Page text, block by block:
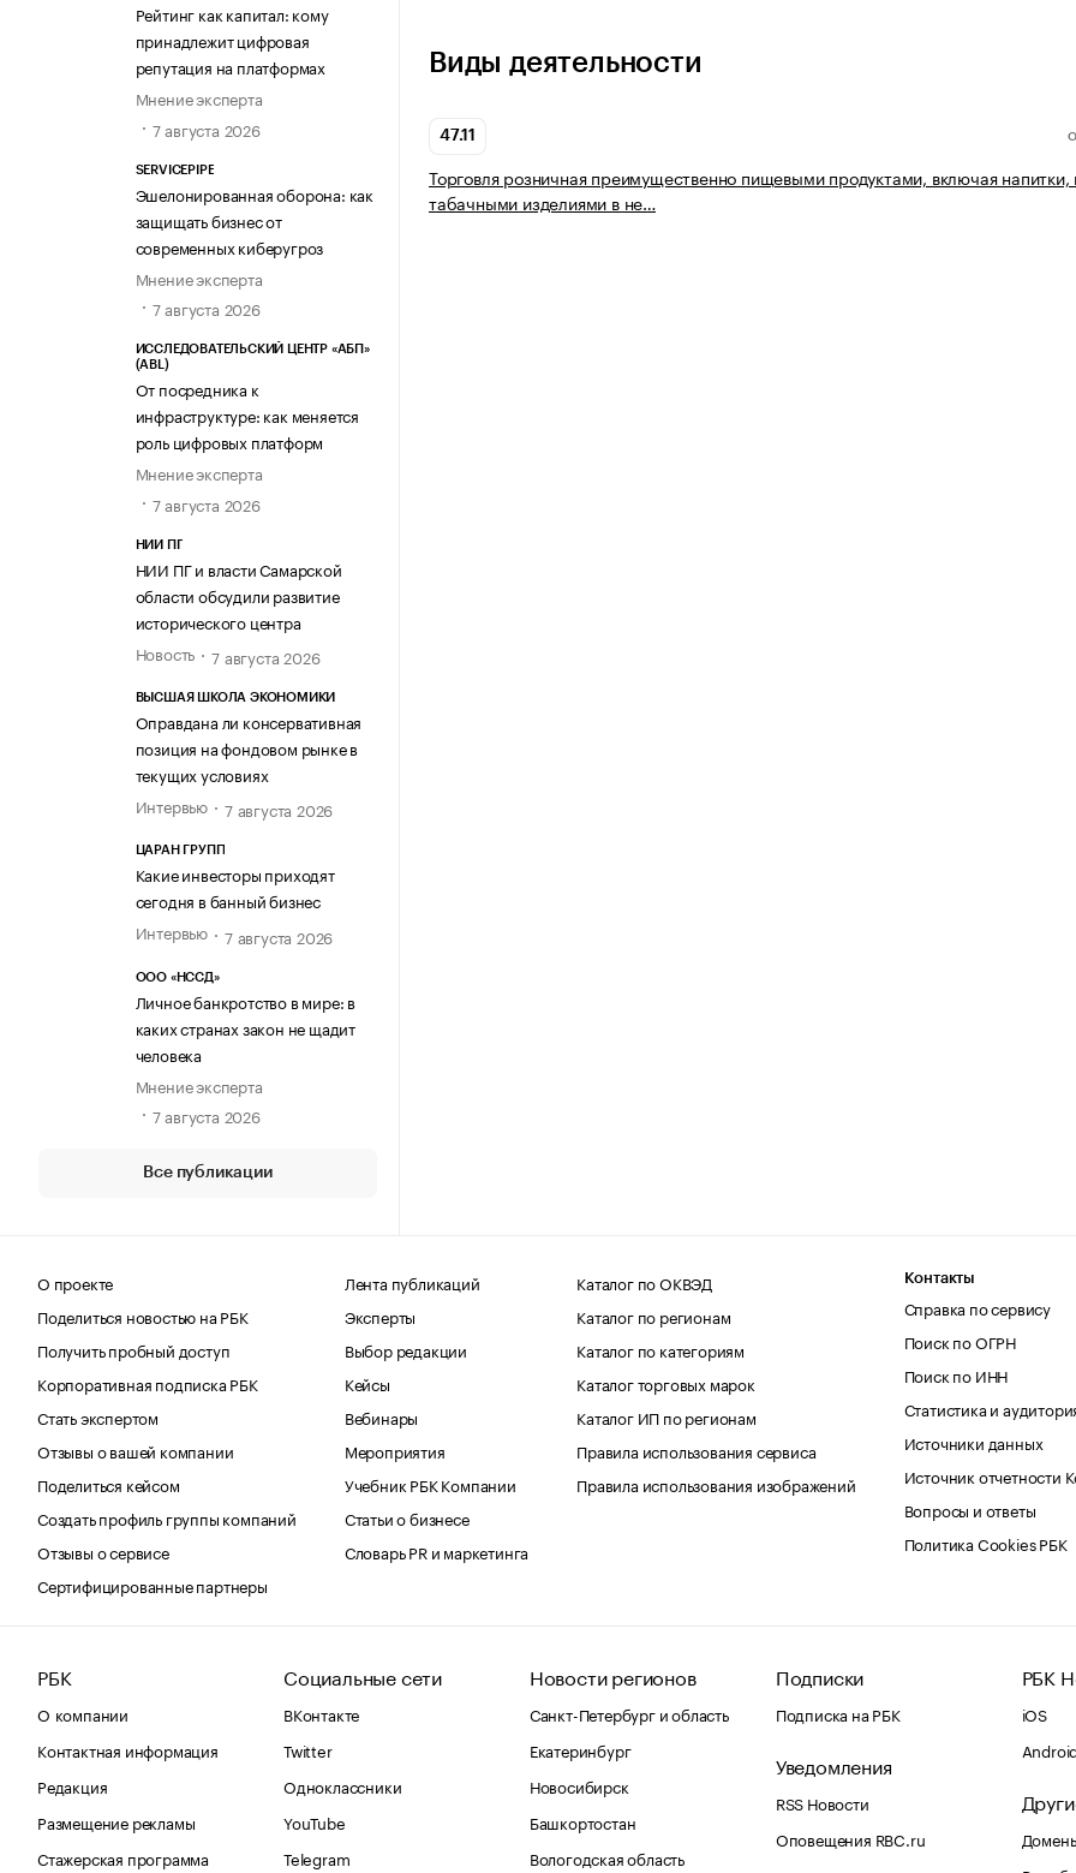
Рейтинг как капитал: кому
принадлежит цифровая
репутация на платформах
Мнение эксперта
7 августа 2026
SERVICEPIPE
Эшелонированная оборона: как
защищать бизнес от
современных киберугроз
Мнение эксперта
7 августа 2026
ИССЛЕДОВАТЕЛЬСКИЙ ЦЕНТР «АБП»
(ABL)
От посредника к
инфраструктуре: как меняется
роль цифровых платформ
Мнение эксперта
7 августа 2026
НИИ ПГ
НИИ ПГ и власти Самарской
области обсудили развитие
исторического центра
Новость
7 августа 2026
ВЫСШАЯ ШКОЛА ЭКОНОМИКИ
Оправдана ли консервативная
позиция на фондовом рынке в
текущих условиях
Интервью
7 августа 2026
ЦАРАН ГРУПП
Какие инвесторы приходят
сегодня в банный бизнес
Интервью
7 августа 2026
ООО «НССД»
Личное банкротство в мире: в
каких странах закон не щадит
человека
Мнение эксперта
7 августа 2026
Все публикации
Виды деятельности
47.11
Торговля розничная преимущественно пищевыми продуктами, включая напитки,
табачными изделиями в не…
О проекте
Поделиться новостью на РБК
Получить пробный доступ
Корпоративная подписка РБК
Стать экспертом
Отзывы о вашей компании
Поделиться кейсом
Создать профиль группы компаний
Отзывы о сервисе
Сертифицированные партнеры
Лента публикаций
Эксперты
Выбор редакции
Кейсы
Вебинары
Мероприятия
Учебник РБК Компании
Статьи о бизнесе
Словарь PR и маркетинга
Каталог по ОКВЭД
Каталог по регионам
Каталог по категориям
Каталог торговых марок
Каталог ИП по регионам
Правила использования сервиса
Правила использования изображений
Контакты
Справка по сервису
Поиск по ОГРН
Поиск по ИНН
Статистика и
Источники данных
Источник отчетности
Вопросы и ответы
Политика Cookies РБК
РБК
О компании
Контактная информация
Редакция
Размещение рекламы
Стажерская программа
Социальные сети
ВКонтакте
Twitter
Одноклассники
YouTube
Telegram
Новости регионов
Санкт-Петербург и область
Екатеринбург
Новосибирск
Башкортостан
Вологодская область
Подписки
Подписка на РБК
Уведомления
RSS Новости
Оповещения RBC.ru
РБК
iOS